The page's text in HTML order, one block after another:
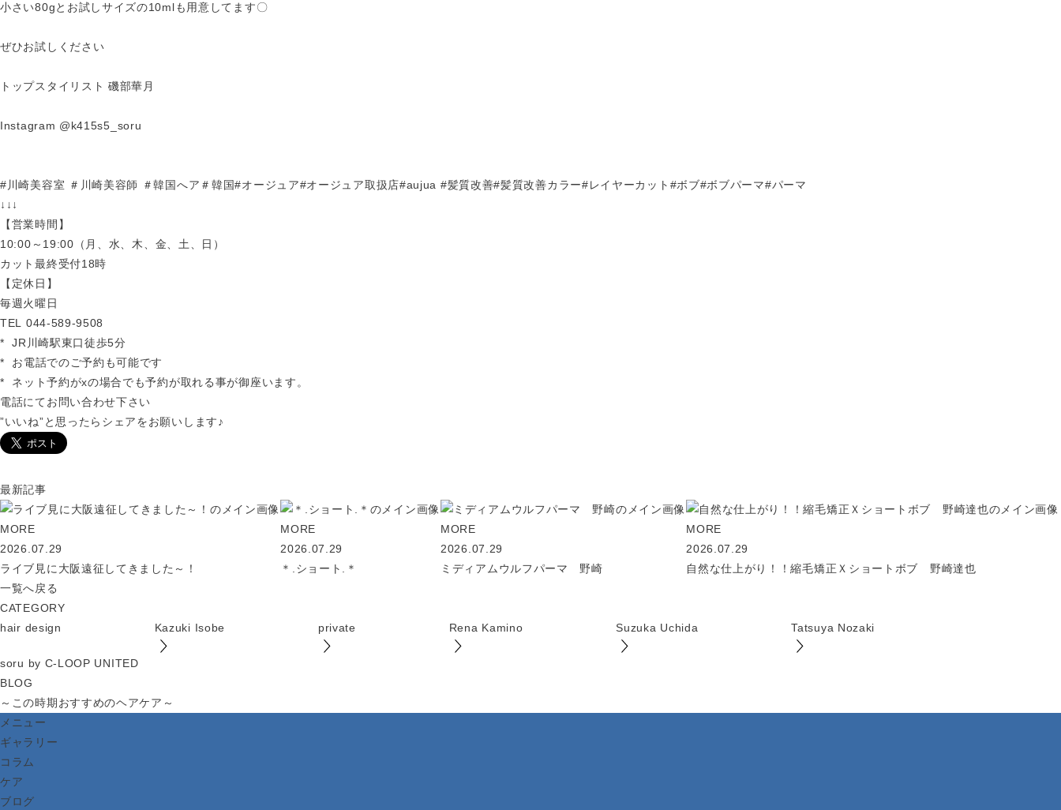
小さい80gとお試しサイズの10mlも用意してます〇
ぜひお試しください
トップスタイリスト 磯部華月
Instagram @k415s5_soru
#川崎美容室 ＃川崎美容師 ＃韓国へア＃韓国#オージュア#オージュア取扱店#aujua #髪質改善#髪質改善カラー#レイヤーカット#ボブ#ボブパーマ#パーマ
↓↓↓
【営業時間】
10:00～19:00（月、水、木、金、土、日）
カット最終受付18時
【定休日】
毎週火曜日
TEL 044-589-9508
* JR川崎駅東口徒歩5分
* お電話でのご予約も可能です
* ネット予約がxの場合でも予約が取れる事が御座います。
電話にてお問い合わせ下さい
”いいね”と思ったらシェアをお願いします♪
最新記事
MORE
2026.07.29
ライブ見に大阪遠征してきました～！
MORE
2026.07.29
＊.ショート.＊
MORE
2026.07.29
ミディアムウルフパーマ 野崎
MORE
2026.07.29
自然な仕上がり！！縮毛矯正Ｘショートボブ 野崎達也
一覧へ戻る
CATEGORY
hair design
Kazuki Isobe private Rena Kamino Suzuka Uchida Tatsuya Nozaki
soru by C-LOOP UNITED
BLOG
～この時期おすすめのヘアケア～
メニュー
ギャラリー
コラム
ケア
ブログ